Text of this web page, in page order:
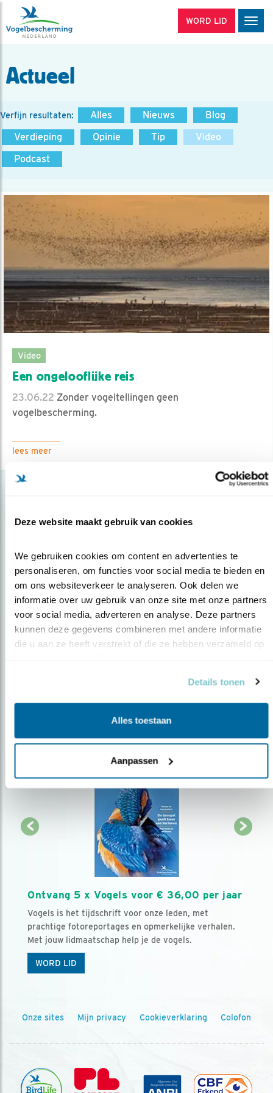
Deze website maakt gebruik van cookies
We gebruiken cookies om content en advertenties te
personaliseren, om functies voor social media te bieden en
om ons websiteverkeer te analyseren. Ook delen we
informatie over uw gebruik van onze site met onze partners
voor social media, adverteren en analyse. Deze partners
kunnen deze gegevens combineren met andere informatie
die u aan ze heeft verstrekt of die ze hebben verzameld op
Details tonen
Alles toestaan
Aanpassen
WORD LID
Actueel
Verfijn resultaten: Alles Nieuws
Blog
Verdieping
Opinie Tip
Video
Podcast
Video
Een ongelooflijke reis
23.06.22 Zonder vogeltellingen geen
vogelbescherming.
lees meer
Op de hoogte blijven?
over vogels en activiteiten van Vogelbescherming.
AANMELDEN VOGELNIEUWS
Ontvang 5 x Vogels voor € 36,00 per jaar
Vogels is het tijdschrift voor onze leden, met
prachtige fotoreportages en opmerkelijke verhalen.
Met jouw lidmaatschap help je de vogels.
WORD LID
Onze sites Mijn privacy Cookieverklaring Colofon